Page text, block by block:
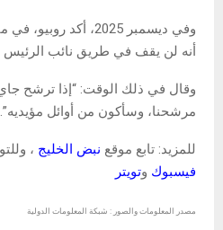
وفي ديسمبر 2025، أكد
أنه لن يقف في طريق نائب الرئيس
وقال في ذلك الوقت: “إذا ترشح
مرشحنا، وسأكون من أوائل مؤيديه”.
للمزيد: تابع موقع نبض الخليج ،
فيسبوك وتويتر
مصدر المعلومات والصور : شبكة المعلومات الدولية